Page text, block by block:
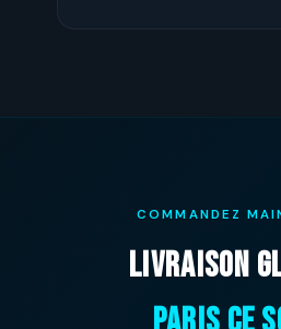
COMMANDEZ
LIVRAISON